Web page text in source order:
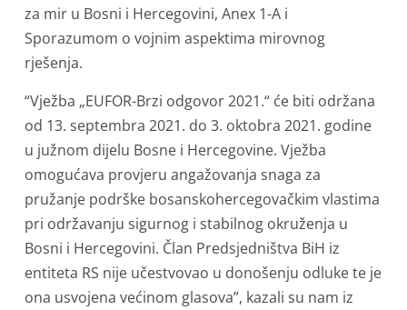
za mir u Bosni i Hercegovini, Anex 1-A i
Sporazumom o vojnim aspektima mirovnog
rješenja.
“Vježba „EUFOR-Brzi odgovor 2021.“ će biti održana
od 13. septembra 2021. do 3. oktobra 2021. godine
u južnom dijelu Bosne i Hercegovine. Vježba
omogućava provjeru angažovanja snaga za
pružanje podrške bosanskohercegovačkim vlastima
pri održavanju sigurnog i stabilnog okruženja u
Bosni i Hercegovini. Član Predsjedništva BiH iz
entiteta RS nije učestvovao u donošenju odluke te je
ona usvojena većinom glasova”, kazali su nam iz